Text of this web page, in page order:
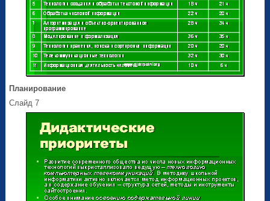
Планирование
Слайд 7